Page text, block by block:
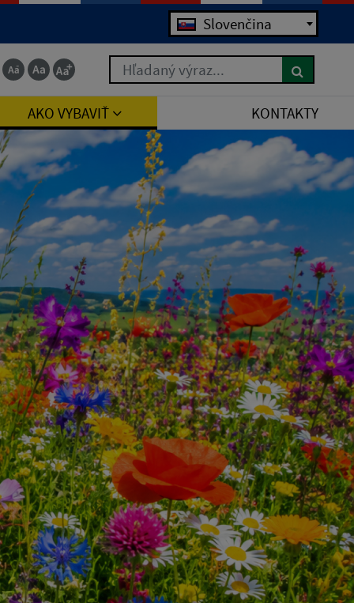
Slovenčina
Hľadaný výraz...
AKO VYBAVIŤ KONTAKTY